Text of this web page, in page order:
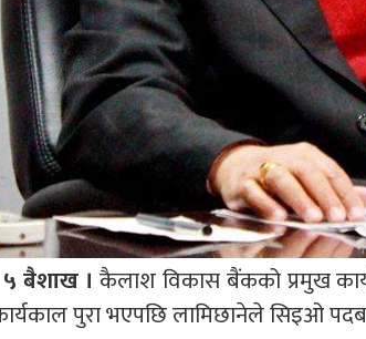
बैशाख । कैलाश विकास बैंकको प्रमुख
पुरा भएपछि लामिछानेले सिइओ